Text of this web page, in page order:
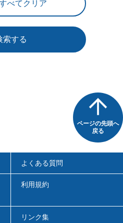
索する
ページの先頭へ
戻る
よくある質問
利用規約
リンク集